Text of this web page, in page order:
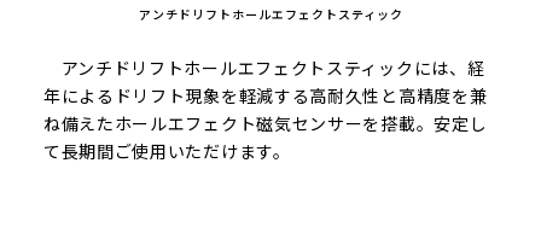
アンチドリフトホールエフェクトスティック
アンチドリフトホールエフェクトスティックには、経
年によるドリフト現象を軽減する高耐久性と高精度を兼
ね備えたホールエフェクト磁気センサーを搭載。安定し
て長期間ご使用いただけます。